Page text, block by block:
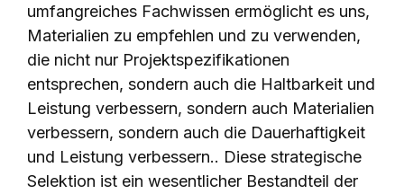
umfangreiches Fachwissen ermöglicht es uns,
Materialien zu empfehlen und zu verwenden,
die nicht nur Projektspezifikationen
entsprechen, sondern auch die Haltbarkeit und
Leistung verbessern, sondern auch Materialien
verbessern, sondern auch die Dauerhaftigkeit
und Leistung verbessern.. Diese strategische
Selektion ist ein wesentlicher Bestandteil der